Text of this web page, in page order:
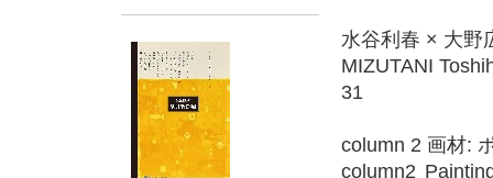
水谷利春 × 大野
MIZUTANI
31
column 2 画材:
column2